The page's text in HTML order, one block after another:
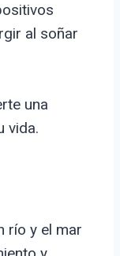
al soñar
una
vida.
río y el mar